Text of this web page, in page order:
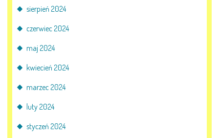
REJESTRACJA KONTA
KONTAKT
sierpień 2024
czerwiec 2024
maj 2024
kwiecień 2024
marzec 2024
luty 2024
styczeń 2024